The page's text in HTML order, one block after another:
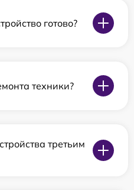
готово?
техники?
третьим